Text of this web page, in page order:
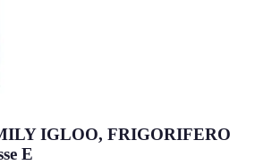
IGLOO, FRIGORIFERO
E